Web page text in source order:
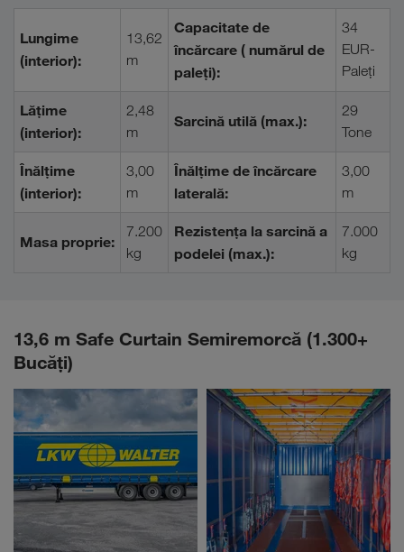
Lungime
(interior):
13,62
m
Capacitate de
încărcare ( numărul de
paleți):
34
EUR-
Paleţi
Lățime
(interior):
2,48
m
Sarcină utilă (max.):
29
Tone
Înălțime
(interior):
3,00
m
Înălțime de încărcare
laterală:
3,00
m
Masa proprie:
7.200
kg
Rezistența la sarcină a
podelei (max.):
7.000
kg
13,6 m Safe Curtain Semiremorcă (1.300+
Bucăţi)